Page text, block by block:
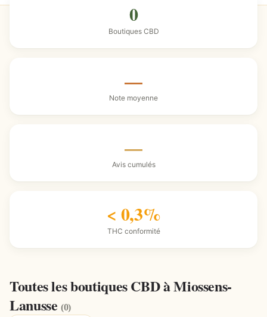
0
Boutiques CBD
—
Note moyenne
—
Avis cumulés
< 0,3%
THC conformité
Toutes les boutiques CBD à Miossens-
Lanusse(0)